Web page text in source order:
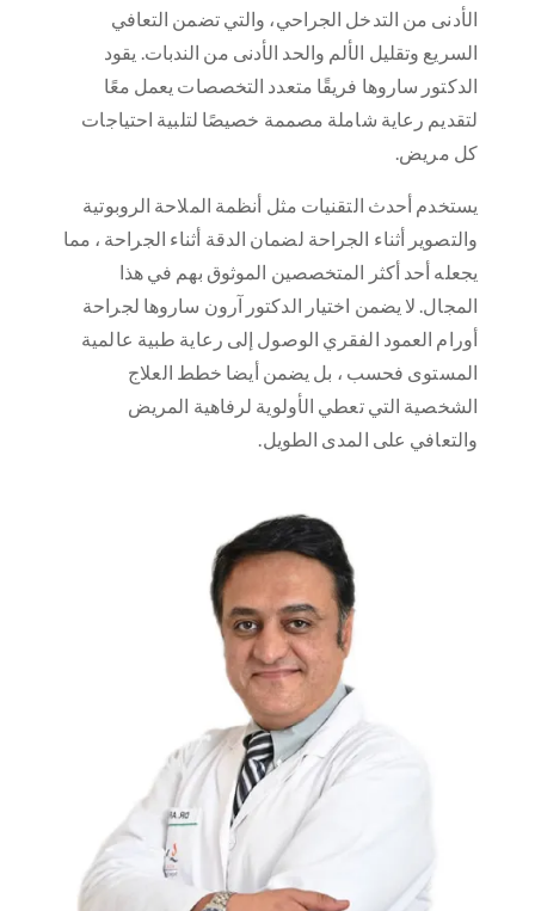
الأدنى من التدخل الجراحي، والتي تضمن التعافي
السريع وتقليل الألم والحد الأدنى من الندبات. يقود
الدكتور ساروها فريقًا متعدد التخصصات يعمل معًا
لتقديم رعاية شاملة مصممة خصيصًا لتلبية احتياجات
كل مريض.
يستخدم أحدث التقنيات مثل أنظمة الملاحة الروبوتية
والتصوير أثناء الجراحة لضمان الدقة أثناء الجراحة ، مما
يجعله أحد أكثر المتخصصين الموثوق بهم في هذا
المجال. لا يضمن اختيار الدكتور آرون ساروها لجراحة
أورام العمود الفقري الوصول إلى رعاية طبية عالمية
المستوى فحسب ، بل يضمن أيضا خطط العلاج
الشخصية التي تعطي الأولوية لرفاهية المريض
والتعافي على المدى الطويل.